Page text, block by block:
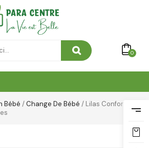
0
Bébé /Change De Bébé / Lilas Confort Max